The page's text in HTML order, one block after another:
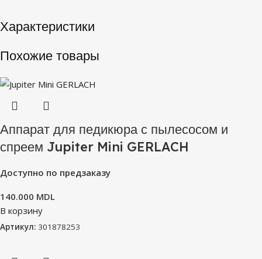
Характеристики
Похожие товары
Аппарат для педикюра с пылесосом и
спреем Jupiter Mini GERLACH
Доступно по предзаказу
140.000 MDL
В корзину
Артикул: 301878253